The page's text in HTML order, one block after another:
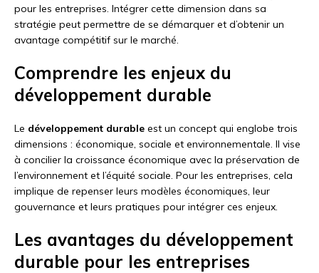
pour les entreprises. Intégrer cette dimension dans sa
stratégie peut permettre de se démarquer et d’obtenir un
avantage compétitif sur le marché.
Comprendre les enjeux du
développement durable
Le développement durable est un concept qui englobe trois
dimensions : économique, sociale et environnementale. Il vise
à concilier la croissance économique avec la préservation de
l’environnement et l’équité sociale. Pour les entreprises, cela
implique de repenser leurs modèles économiques, leur
gouvernance et leurs pratiques pour intégrer ces enjeux.
Les avantages du développement
durable pour les entreprises